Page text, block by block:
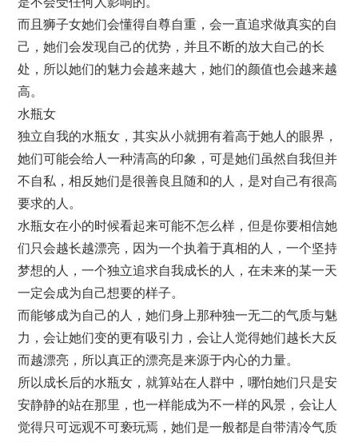
而且狮子女她们会懂得自尊自重，会一直追求做真实的自
己，她们会发现自己的优势，并且不断的放大自己的长
处，所以她们的魅力会越来越大，她们的颜值也会越来越
高。
水瓶女
独立自我的水瓶女，其实从小就拥有着高于她人的眼界，
她们可能会给人一种清高的印象，可是她们虽然自我但并
不自私，相反她们是很善良且随和的人，是对自己有很高
要求的人。
水瓶女在小的时候看起来可能不怎么样，但是你要相信她
们只会越长越漂亮，因为一个执着于真相的人，一个坚持
梦想的人，一个独立追求自我成长的人，在未来的某一天
一定会成为自己想要的样子。
而能够成为自己的人，她们身上那种独一无二的气质与魅
力，会让她们变的更有吸引力，会让人觉得她们越长大反
而越漂亮，所以真正的漂亮是来源于内心的力量。
所以成长后的水瓶女，就算站在人群中，哪怕她们只是安
安静静的站在那里，也一样能成为不一样的风景，会让人
觉得只可远观不可亵玩焉，她们是一般都是自带清冷气质